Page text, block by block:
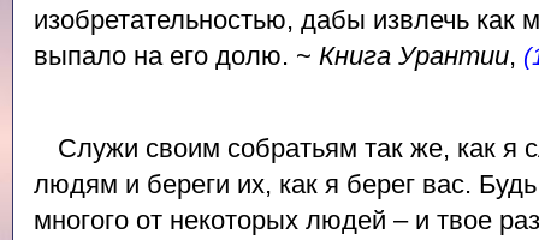
изобретательностью, дабы извлечь как
выпало на его долю. ~ Книга Урантии,
Служи своим собратьям так же, как я
людям и береги их, как я берег вас.
многого от некоторых людей – и твое